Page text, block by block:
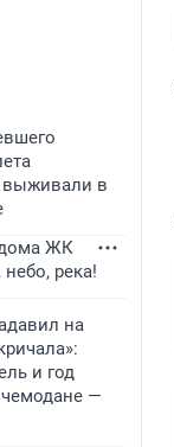
выживали в
дома ЖК
река!
на
и год
—